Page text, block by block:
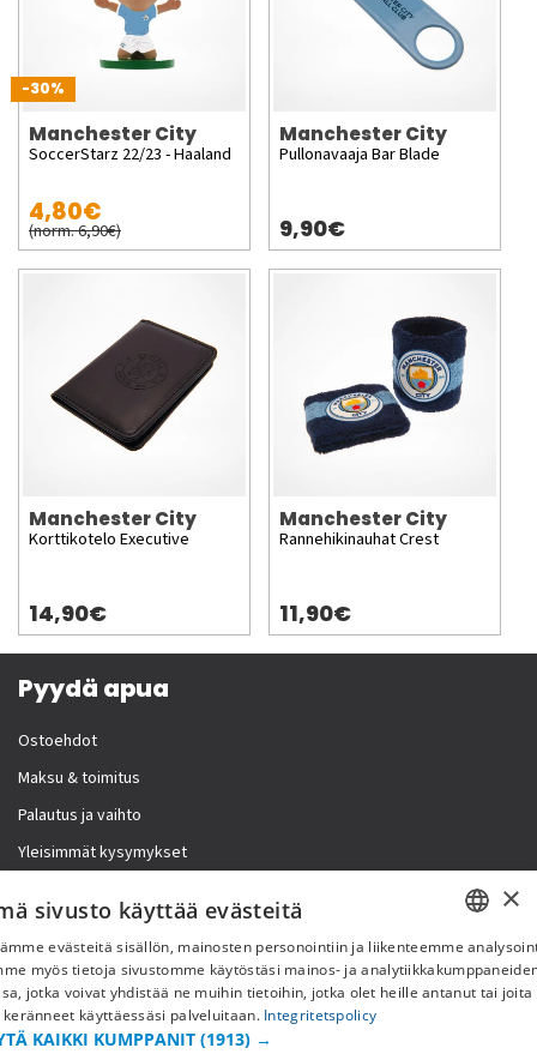
-30%
Manchester City
SoccerStarz 22/23 - Haaland
4,80€
(norm. 6,90€)
Manchester City
Pullonavaaja Bar Blade
9,90€
Manchester City
Korttikotelo Executive
14,90€
Manchester City
Rannehikinauhat Crest
11,90€
Pyydä apua
Ostoehdot
Maksu & toimitus
Palautus ja vaihto
Yleisimmät kysymykset
Lisää meistä
Yritystiedot
FI
×
sivusto käyttää evästeitä
evästeitä sisällön, mainosten personointiin ja liikenteemme
myös tietoja sivustomme käytöstäsi mainos- ja
jotka voivat yhdistää ne muihin tietoihin, jotka olet heille antanut tai joita
keränneet käyttäessäsi palveluitaan. Integritetspolicy
KAIKKI KUMPPANIT (1913) →